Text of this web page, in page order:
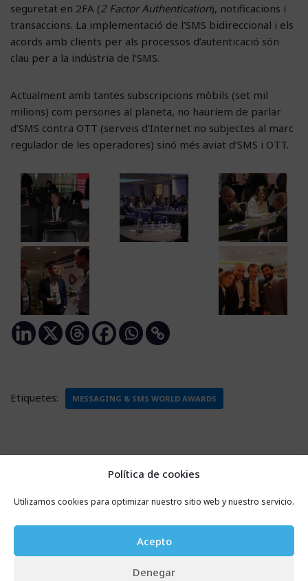
Política de cookies
Utilizamos cookies para optimizar nuestro sitio web y nuestro servicio.
Acepto
Denegar
seguretat en 2FA (2 Factor Authentication), notificacions i
transaccions. La implementació de l’SMS bidireccional i els
acords amb clients per als processos d’autenticació són
clau per a la indústria de l’SMS.
Actualment amb tantes subscripcions mòbils (set mil
milions) com persones al planeta, no hauríem de parlar
d’SMS contra OTT (serveis d’Internet no subjectes al marc
regulador de les operadores) sinó més aviat d’SMS i OTT.
Etiquetes: MESSAGING & SMS WORLD AWARDS
Deixa un comentari
L'adreça electrònica no es publicarà.
Els camps
necessaris estan marcats amb*